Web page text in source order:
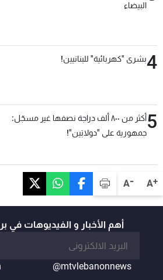
A+
A-
البيضاء
4بشرى "كهربائية" للبنانيين!
5
أكثر من ٨٠٠ ألف دراجة نصفها غير مسجّل:
جمهورية على "دولابَين"!
أهم الأخبار و الفيديوهات في
@mtvlebanonnews